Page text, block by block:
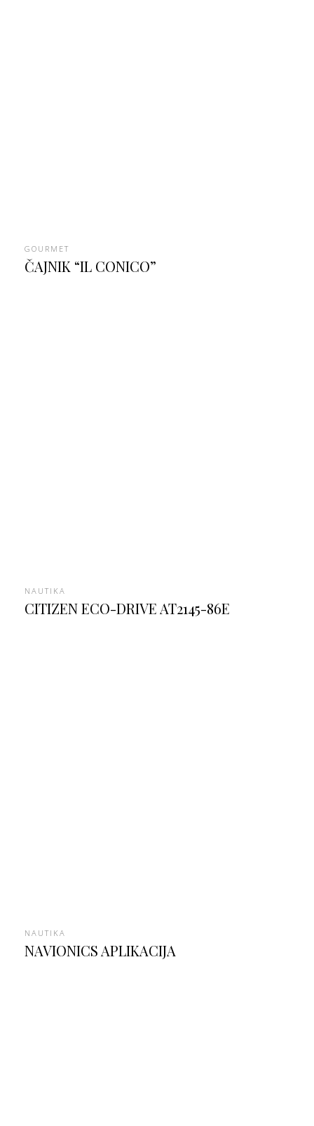
GOURMET
ČAJNIK “IL CONICO”
NAUTIKA
CITIZEN ECO-DRIVE AT2145-86E
NAUTIKA
NAVIONICS APLIKACIJA